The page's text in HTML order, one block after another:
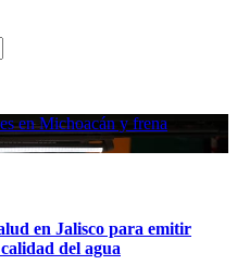
en Michoacán y frena
en Jalisco para emitir
del agua